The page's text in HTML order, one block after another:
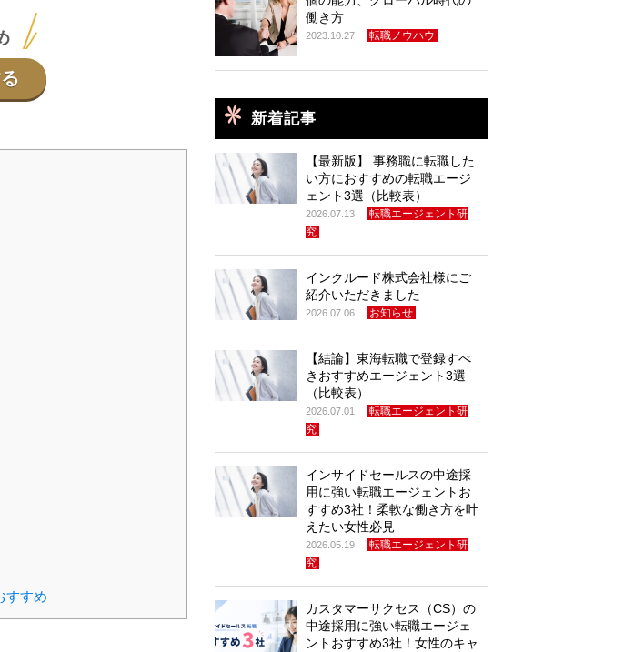
すすめ
働き方
2023.10.27 転職ノウハウ
新着記事
【最新版】 事務職に転職した
い方におすすめの転職エージ
ェント3選（比較表）
2026.07.13
転職エージェント研
究
インクルード株式会社様にご
紹介いただきました
2026.07.06 お知らせ
【結論】東海転職で登録すべ
きおすすめエージェント3選
（比較表）
2026.07.01
転職エージェント研
究
インサイドセールスの中途採
用に強い転職エージェントお
すすめ3社！柔軟な働き方を叶
えたい女性必見
2026.05.19
転職エージェント研
究
カスタマーサクセス（CS）の
中途採用に強い転職エージェ
ントおすすめ3社！女性のキャ